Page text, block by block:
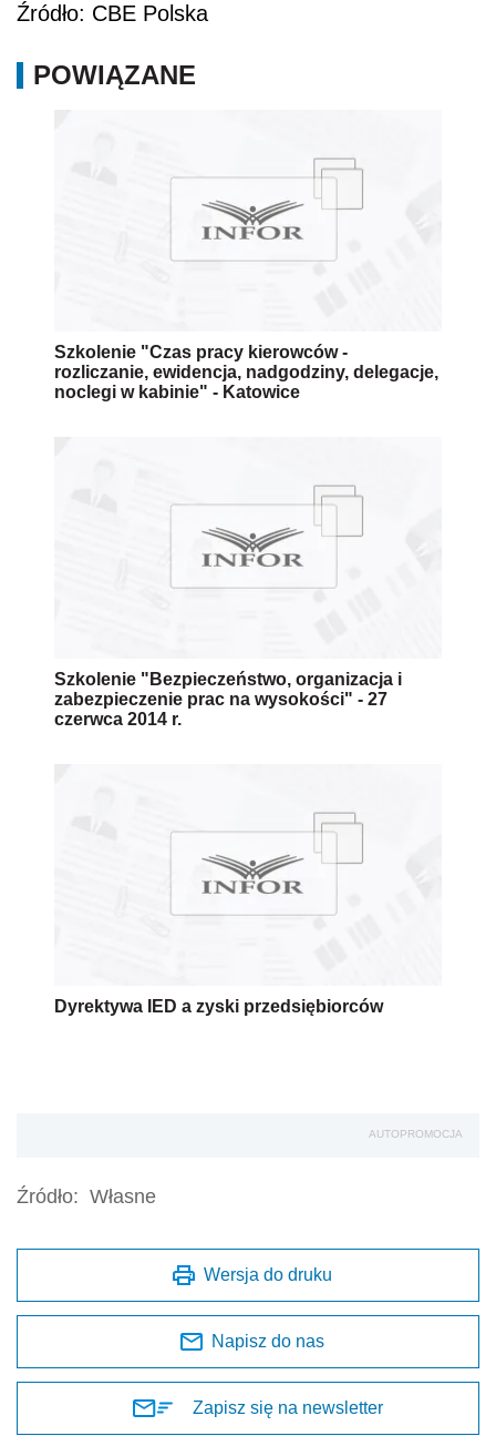
Źródło: CBE Polska
POWIĄZANE
Szkolenie "Czas pracy kierowców -
rozliczanie, ewidencja, nadgodziny, delegacje,
noclegi w kabinie" - Katowice
Szkolenie "Bezpieczeństwo, organizacja i
zabezpieczenie prac na wysokości" - 27
czerwca 2014 r.
Dyrektywa IED a zyski przedsiębiorców
AUTOPROMOCJA
Źródło: Własne
Wersja do druku
Napisz do nas
Zapisz się na newsletter